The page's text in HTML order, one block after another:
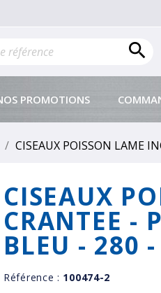

PROMOTIONS
CISEAUX POISSON LAME
CISEAUX
CRANTEE -
BLEU - 280 -
Référence : 100474-2